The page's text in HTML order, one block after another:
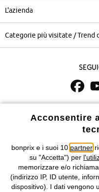
L'azienda
Categorie più visitate / Trend
Condizioni di
Informativa privacy e
Informazioni
Acconsentire
bonprix e i suoi 10 partner
su "Accetta") per
memorizzare e/o
(indirizzo IP, ID utente,
dispositivo). I dati vengono